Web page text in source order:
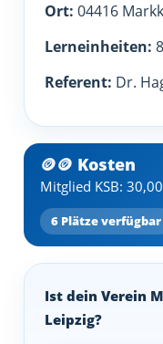
Mitglied KSB: 30,00
6 Plätze verfügbar
Ist dein Verein
Leipzig?
Ort: 04416
Lerneinheiten: 8
Referent: Dr.